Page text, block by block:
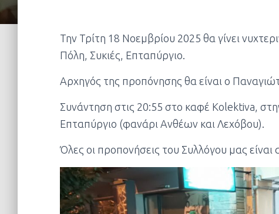
Την Τρίτη 18 Νοεμβρίου 2025 θα γίνει
Πόλη, Συκιές, Επταπύργιο.
Αρχηγός της προπόνησης θα είναι ο
Συνάντηση στις 20:55 στο καφέ Kolektiva,
Επταπύργιο (φανάρι Ανθέων και Λεχόβου).
Όλες οι προπονήσεις του Συλλόγου μας